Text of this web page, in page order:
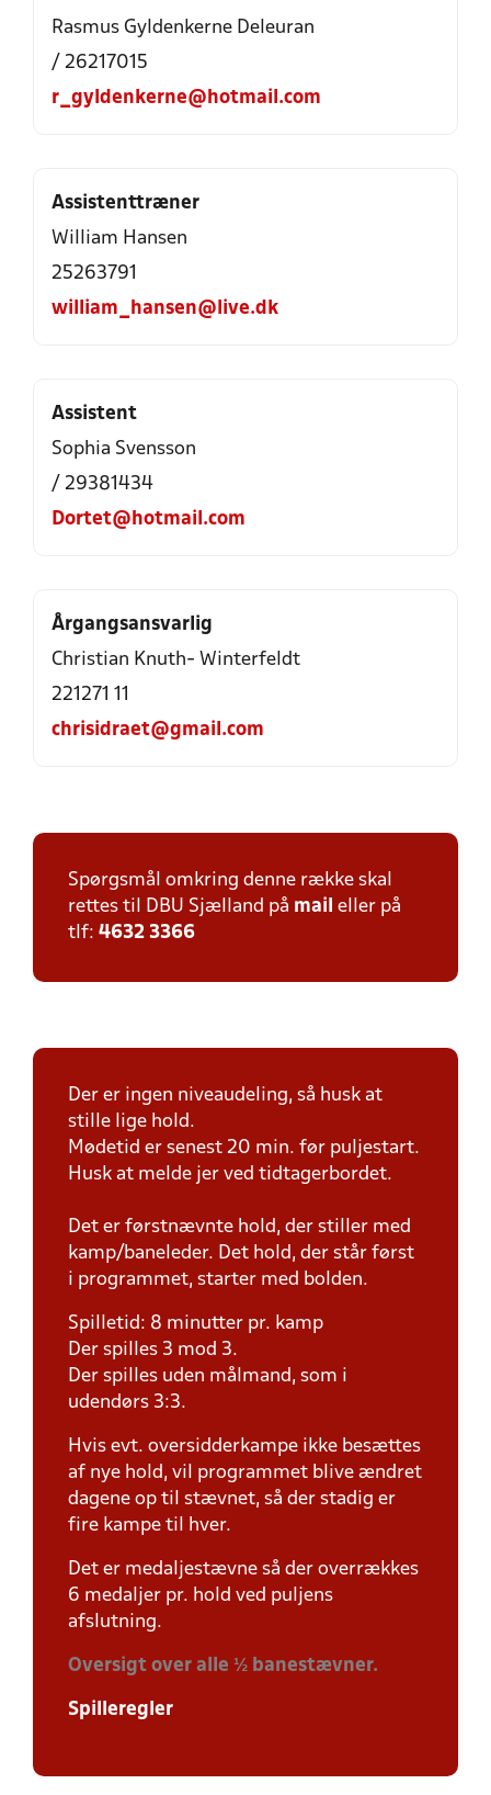
Rasmus Gyldenkerne Deleuran
/ 26217015
r_gyldenkerne@hotmail.com
Assistenttræner
William Hansen
25263791
william_hansen@live.dk
Assistent
Sophia Svensson
/ 29381434
Dortet@hotmail.com
Årgangsansvarlig
Christian Knuth- Winterfeldt
221271 11
chrisidraet@gmail.com
Spørgsmål omkring denne række skal
rettes til DBU Sjælland på mail eller på
tlf: 4632 3366
Der er ingen niveaudeling, så husk at
stille lige hold.
Mødetid er senest 20 min. før puljestart.
Husk at melde jer ved tidtagerbordet.
Det er førstnævnte hold, der stiller med
kamp/baneleder. Det hold, der står først
i programmet, starter med bolden.
Spilletid: 8 minutter pr. kamp
Der spilles 3 mod 3.
Der spilles uden målmand, som i
udendørs 3:3.
Hvis evt. oversidderkampe ikke besættes
af nye hold, vil programmet blive ændret
dagene op til stævnet, så der stadig er
fire kampe til hver.
Det er medaljestævne så der overrækkes
6 medaljer pr. hold ved puljens
afslutning.
Oversigt over alle ½ banestævner.
Spilleregler